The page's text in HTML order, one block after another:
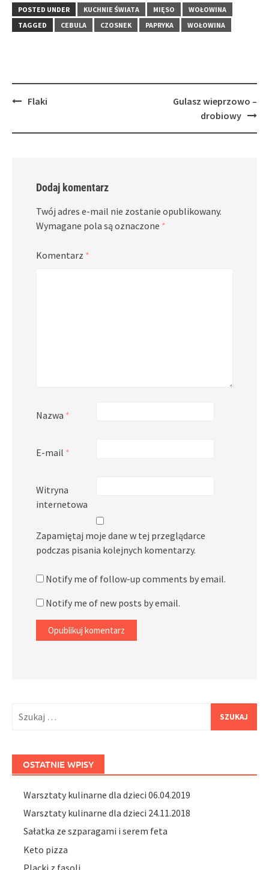
in
new
window)
window)in
new
window)
POSTED UNDER KUCHNIE ŚWIATA MIĘSO
WOŁOWINA
TAGGED
CEBULA CZOSNEK PAPRYKA WOŁOWINA
PostFlaki
Gulasz wieprzowo –
drobiowy
Dodaj komentarz
Twój adres e-mail nie zostanie opublikowany.
Wymagane pola są oznaczone *
Komentarz *
Nazwa *
E-mail *
Witryna
internetowa
Zapamiętaj moje dane w tej przeglądarce
podczas pisania kolejnych komentarzy.
Notify me of follow-up comments by email.
Notify me of new posts by email.
OSTATNIE WPISY
Warsztaty kulinarne dla dzieci 06.04.2019
Warsztaty kulinarne dla dzieci 24.11.2018
Sałatka ze szparagami i serem feta
Keto pizza